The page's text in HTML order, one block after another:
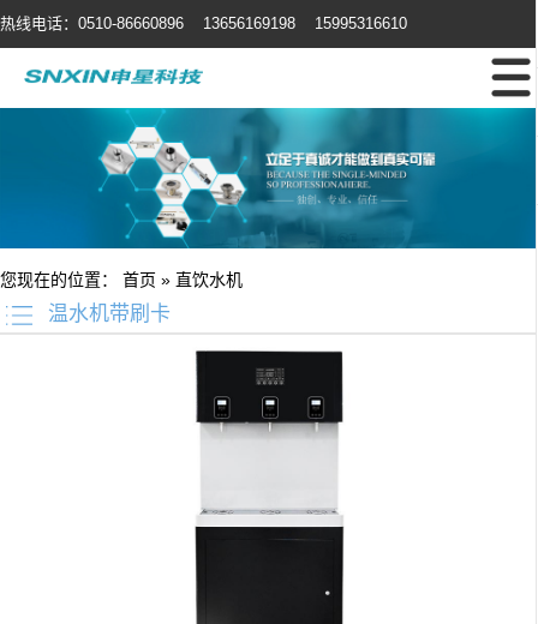
热线电话：0510-86660896 13656169198 15995316610
您现在的位置： 首页 » 直饮水机
温水机带刷卡